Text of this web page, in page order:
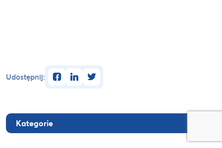
Kategorie
Udostępnij: facebooklinkedintwitter